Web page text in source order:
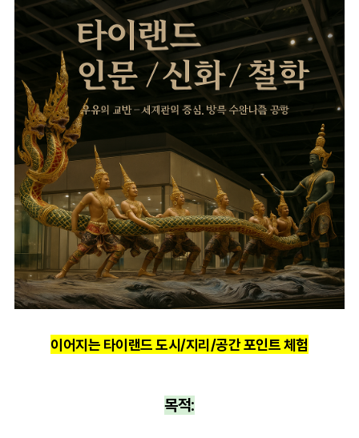
이어지는 타이랜드 도시/지리/공간 포인트 체험
목적: